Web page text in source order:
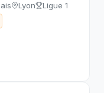
Lyon Ligue 1